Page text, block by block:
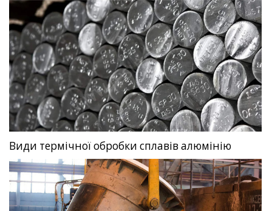
Види термічної обробки сплавів алюмінію